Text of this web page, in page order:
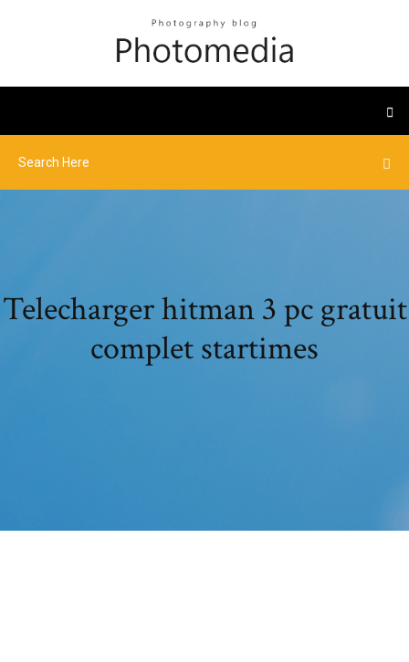
Telecharger hitman 3 pc gratuit
complet startimes